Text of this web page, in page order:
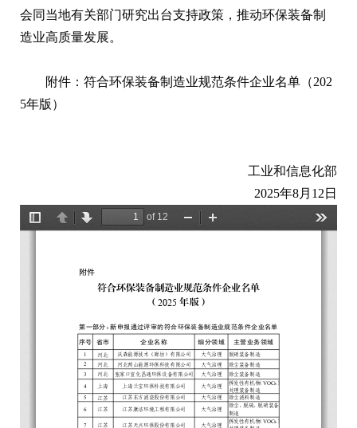
会同当地有关部门研究出台支持政策，推动环保装备制
造业高质量发展。
附件：符合环保装备制造业规范条件企业名单（202
5年版）
工业和信息化部
2025年8月12日